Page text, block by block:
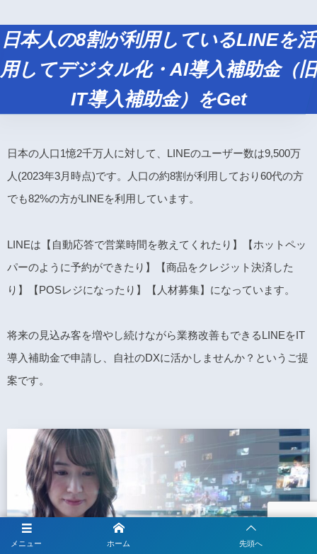
日本人の8割が利用しているLINEを活
用してデジタル化・AI導入補助金（旧
IT導入補助金）をGet
日本の人口1憶2千万人に対して、LINEのユーザー数は9,500万
人(2023年3月時点)です。人口の約8割が利用しており60代の方
でも82%の方がLINEを利用しています。
LINEは【自動応答で営業時間を教えてくれたり】【ホットペッ
パーのように予約ができたり】【商品をクレジット決済した
り】【POSレジになったり】【人材募集】になっています。
将来の見込み客を増やし続けながら業務改善もできるLINEをIT
導入補助金で申請し、自社のDXに活かしませんか？というご提
案です。
メニュー ホーム 先頭へ